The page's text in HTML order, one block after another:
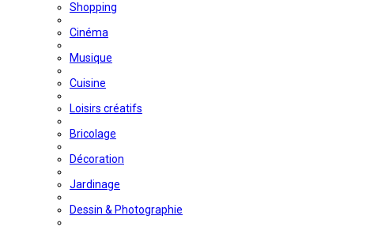
Shopping
Cinéma
Musique
Cuisine
Loisirs créatifs
Bricolage
Décoration
Jardinage
Dessin & Photographie